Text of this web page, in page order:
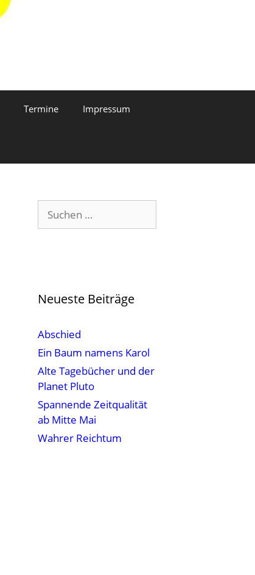
Termine Impressum
Suchen
nach:
Neueste Beiträge
Abschied
Ein Baum namens Karol
Alte Tagebücher und der
Planet Pluto
Spannende Zeitqualität
ab Mitte Mai
Wahrer Reichtum